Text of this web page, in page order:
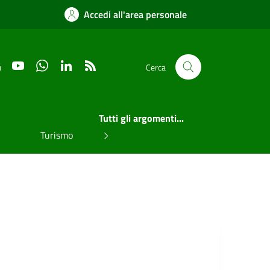
Accedi all'area personale
YouTube WhatsAppLinkedIn Cerca
Turismo
Tutti gli argomenti...